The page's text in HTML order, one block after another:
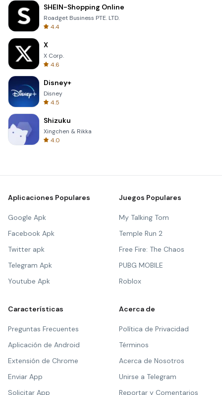
SHEIN-Shopping Online
Roadget Business PTE. LTD.
4.4
X
X Corp.
4.6
Disney+
Disney
4.5
Shizuku
Xingchen & Rikka
4.0
Aplicaciones Populares
Google Apk
Facebook Apk
Twitter apk
Telegram Apk
Youtube Apk
Juegos Populares
My Talking Tom
Temple Run 2
Free Fire: The Chaos
PUBG MOBILE
Roblox
Características
Preguntas Frecuentes
Aplicación de Android
Extensión de Chrome
Enviar App
Solicitar App
Acerca de
Política de Privacidad
Términos
Acerca de Nosotros
Unirse a Telegram
Reportar y Comentarios